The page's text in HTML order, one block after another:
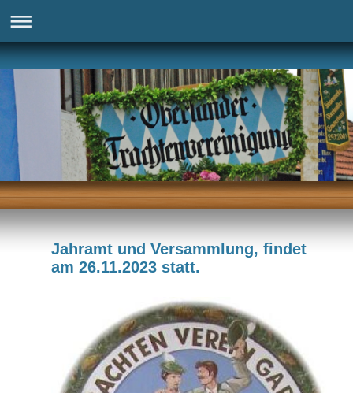
Jahramt und Versammlung, findet
am 26.11.2023 statt.